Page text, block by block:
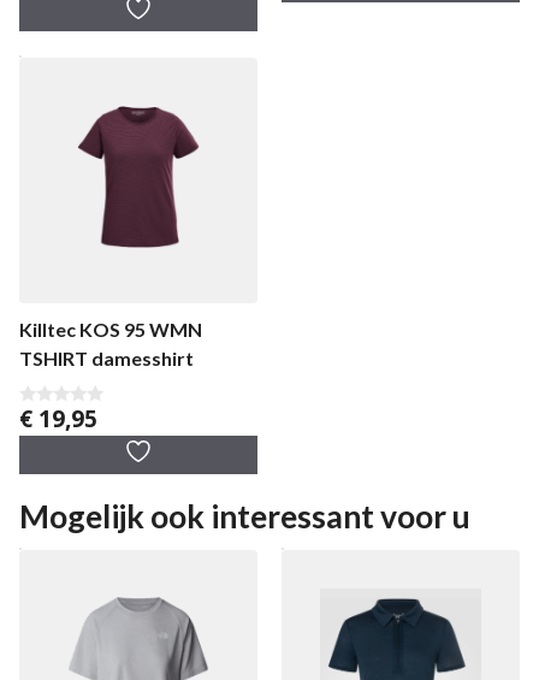
Killtec KOS 95 WMN
TSHIRT damesshirt
0
v
5
€ 19,95
Mogelijk ook interessant voor u